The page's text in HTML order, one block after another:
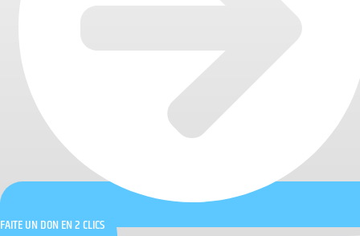
FAITE UN DON EN 2 CLICS